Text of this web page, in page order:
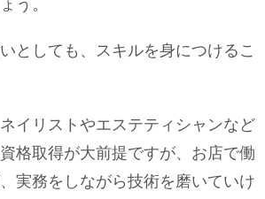
う。
としても、スキルを身につけるこ
イリストやエステティシャンなど
格取得が大前提ですが、お店で働
実務をしながら技術を磨いていけ